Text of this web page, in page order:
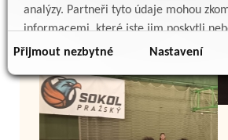
analýzy. Partneři tyto údaje mohou
informacemi, které jste jim poskytli
důsledku toho, že používáte jejich služby.
Přijmout nezbytné Nastavení